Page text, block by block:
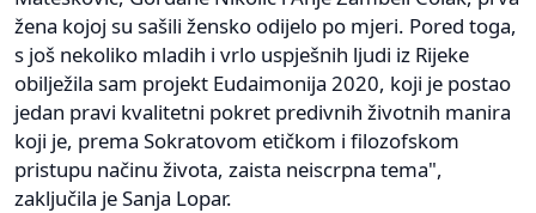
žena kojoj su sašili žensko odijelo po mjeri. Pored toga,
s još nekoliko mladih i vrlo uspješnih ljudi iz Rijeke
obilježila sam projekt Eudaimonija 2020, koji je postao
jedan pravi kvalitetni pokret predivnih životnih manira
koji je, prema Sokratovom etičkom i filozofskom
pristupu načinu života, zaista neiscrpna tema",
zaključila je Sanja Lopar.